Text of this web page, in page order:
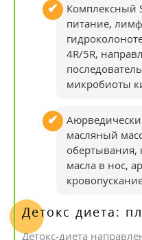
Комплексный
питание,
4R/5R,
микробиоты
масляный
обертывания,
масла в нос,
Детокс диета:
Детокс-диета